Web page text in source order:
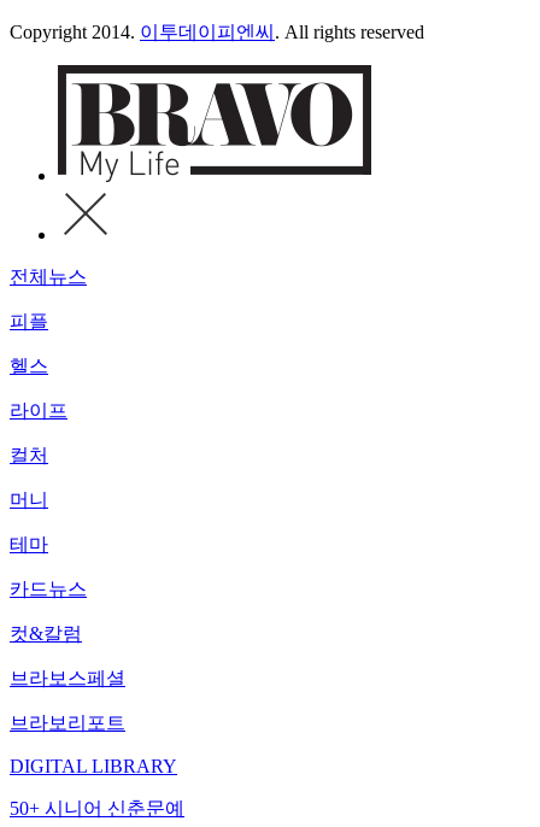
Copyright 2014. 이투데이피엔씨 . All rights reserved
전체뉴스
피플
헬스
라이프
컬처
머니
테마
카드뉴스
컷&칼럼
브라보스페셜
브라보리포트
DIGITAL LIBRARY
50+ 시니어 신춘문예